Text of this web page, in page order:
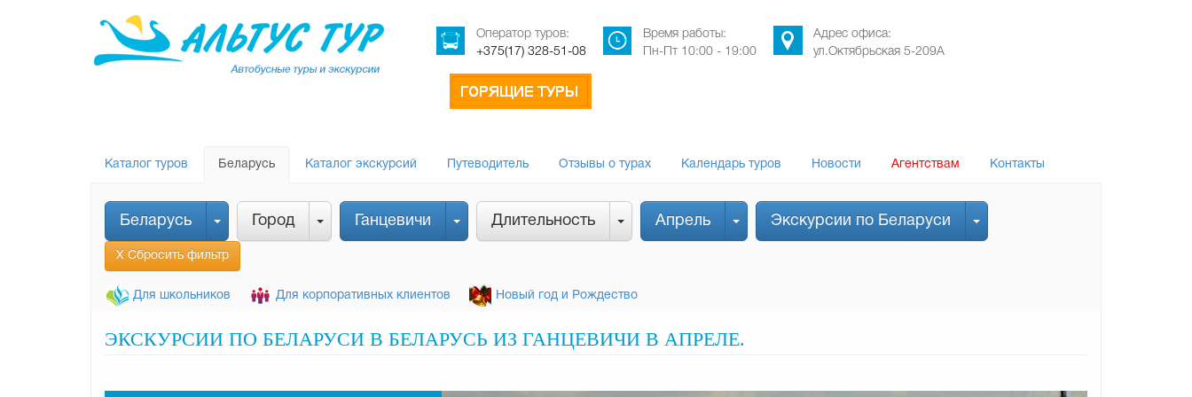
Оператор туров:
+375(17) 328-51-08
Время работы:
Пн-Пт 10:00 - 19:00
Адрес офиса:
ул.Октябрьская 5-209А
Каталог туров Беларусь Каталог экскурсий Путеводитель Отзывы о турах Календарь туров Новости Агентствам Контакты
Беларусь Город Ганцевичи Длительность Апрель Экскурсии по Беларуси
Х Сбросить фильтр
Для школьников Для корпоративных клиентов Новый год и Рождество
ЭКСКУРСИИ ПО БЕЛАРУСИ В БЕЛАРУСЬ ИЗ ГАНЦЕВИЧИ В АПРЕЛЕ.